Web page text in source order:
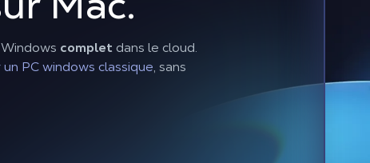
completdans le cloud.
PC windows classique, sans